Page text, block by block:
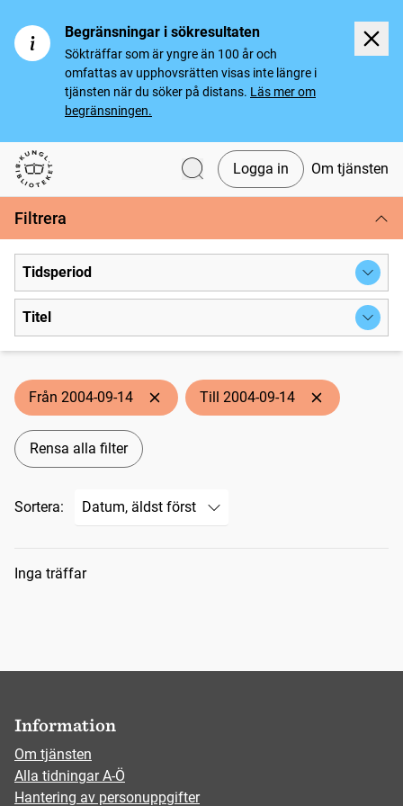
Begränsningar i sökresultaten
Sökträffar som är yngre än 100 år och
omfattas av upphovsrätten visas inte längre i
tjänsten när du söker på distans. Läs mer om
begränsningen.
Svenska tidningar
Logga in Om tjänsten
Filtrera
Tidsperiod
Titel
Från 2004-09-14 Till 2004-09-14
Rensa alla filter
Sortera:
Sökresultat
Inga träffar
Information
Om tjänsten
Alla tidningar A-Ö
Hantering av personuppgifter